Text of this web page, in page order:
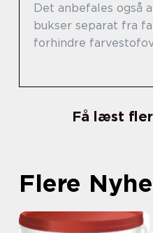
Det anbefales også
bukser separat fra
forhindre
Få læst
Flere